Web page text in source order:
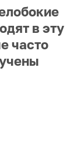
в эту
часто